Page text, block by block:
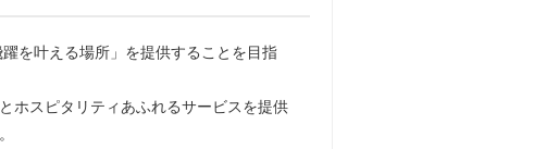
を叶える場所」を提供することを目指
ホスピタリティあふれるサービスを提供